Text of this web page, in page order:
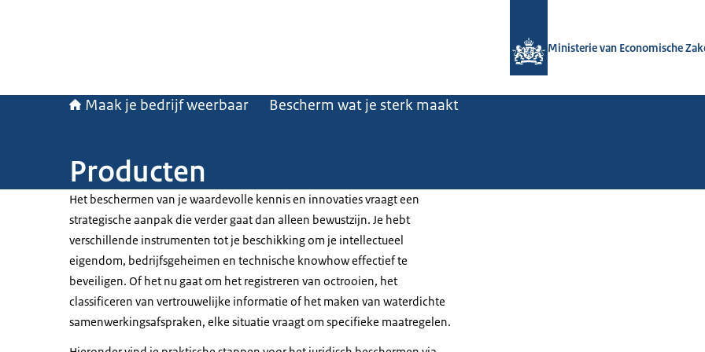
Ministerie van Economische
Maak je bedrijf weerbaar Bescherm wat je sterk maakt
Producten
Het beschermen van je waardevolle kennis en innovaties vraagt een
strategische aanpak die verder gaat dan alleen bewustzijn. Je hebt
verschillende instrumenten tot je beschikking om je intellectueel
eigendom, bedrijfsgeheimen en technische knowhow effectief te
beveiligen. Of het nu gaat om het registreren van octrooien, het
classificeren van vertrouwelijke informatie of het maken van waterdichte
samenwerkingsafspraken, elke situatie vraagt om specifieke maatregelen.